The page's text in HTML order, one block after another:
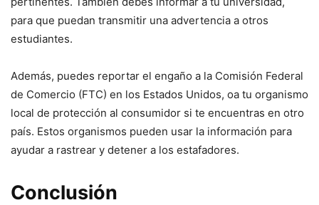
para que puedan transmitir una advertencia a otros
estudiantes.
Además, puedes reportar el engaño a la Comisión Federal
de Comercio (FTC) en los Estados Unidos, oa tu organismo
local de protección al consumidor si te encuentras en otro
país. Estos organismos pueden usar la información para
ayudar a rastrear y detener a los estafadores.
Conclusión